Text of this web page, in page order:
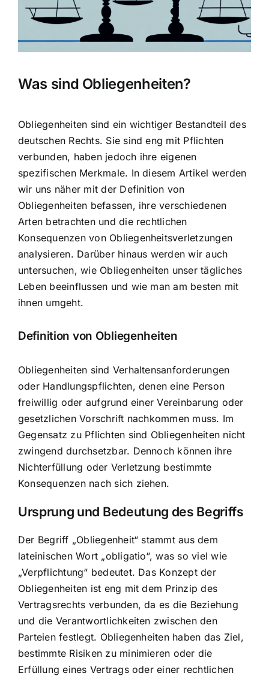
Hausratversicherung
Berufsunfähigkeitsversicherung
Weitere Tarifvergleiche
Hilfe und Kontakt
Was sind Obliegenheiten?
Obliegenheiten sind ein wichtiger Bestandteil des
deutschen Rechts. Sie sind eng mit Pflichten
verbunden, haben jedoch ihre eigenen
spezifischen Merkmale. In diesem Artikel werden
wir uns näher mit der Definition von
Obliegenheiten befassen, ihre verschiedenen
Arten betrachten und die rechtlichen
Konsequenzen von Obliegenheitsverletzungen
analysieren. Darüber hinaus werden wir auch
untersuchen, wie Obliegenheiten unser tägliches
Leben beeinflussen und wie man am besten mit
ihnen umgeht.
Definition von Obliegenheiten
Obliegenheiten sind Verhaltensanforderungen
oder Handlungspflichten, denen eine Person
freiwillig oder aufgrund einer Vereinbarung oder
gesetzlichen Vorschrift nachkommen muss. Im
Gegensatz zu Pflichten sind Obliegenheiten nicht
zwingend durchsetzbar. Dennoch können ihre
Nichterfüllung oder Verletzung bestimmte
Konsequenzen nach sich ziehen.
Ursprung und Bedeutung des Begriffs
Der Begriff „Obliegenheit“ stammt aus dem
lateinischen Wort „obligatio“, was so viel wie
„Verpflichtung“ bedeutet. Das Konzept der
Obliegenheiten ist eng mit dem Prinzip des
Vertragsrechts verbunden, da es die Beziehung
und die Verantwortlichkeiten zwischen den
Parteien festlegt. Obliegenheiten haben das Ziel,
bestimmte Risiken zu minimieren oder die
Erfüllung eines Vertrags oder einer rechtlichen